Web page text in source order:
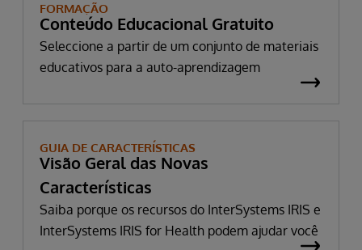
FORMAÇÃO
Conteúdo Educacional Gratuito
Seleccione a partir de um conjunto de materiais
educativos para a auto-aprendizagem
GUIA DE CARACTERÍSTICAS
Visão Geral das Novas
Características
Saiba porque os recursos do InterSystems IRIS e
InterSystems IRIS for Health podem ajudar você